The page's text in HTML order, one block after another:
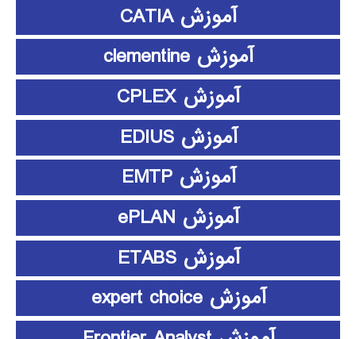
آموزش CATIA
آموزش clementine
آموزش CPLEX
آموزش EDIUS
آموزش EMTP
آموزش ePLAN
آموزش ETABS
آموزش expert choice